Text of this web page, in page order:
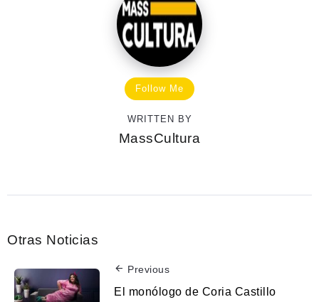
Follow Me
WRITTEN BY
MassCultura
Otras Noticias
Previous
El monólogo de Coria Castillo